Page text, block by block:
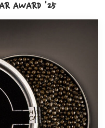
AWARD '25